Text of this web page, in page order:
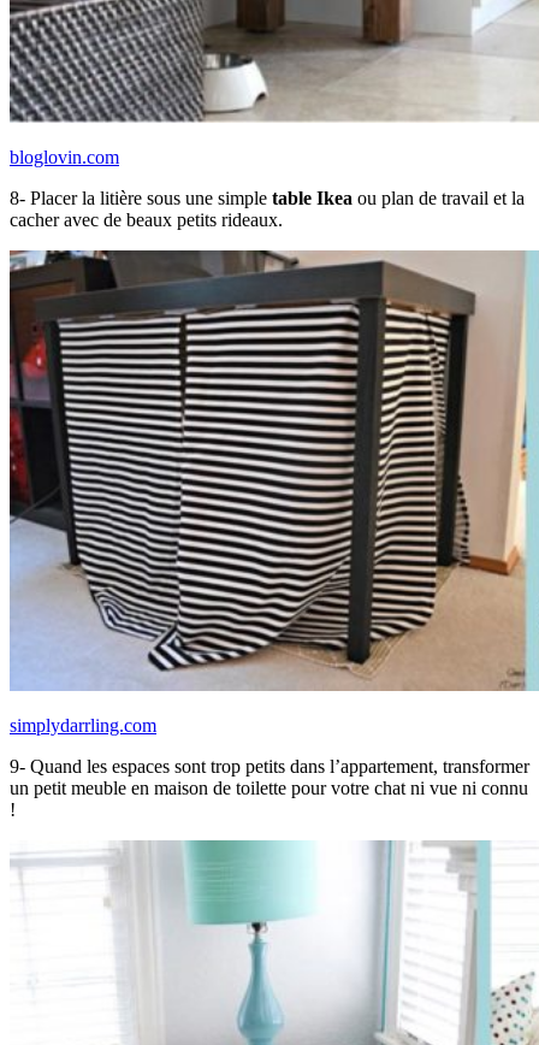
bloglovin.com
8- Placer la litière sous une simple table Ikea ou plan de travail et la
cacher avec de beaux petits rideaux.
simplydarrling.com
9- Quand les espaces sont trop petits dans l’appartement, transformer
un petit meuble en maison de toilette pour votre chat ni vue ni connu
!